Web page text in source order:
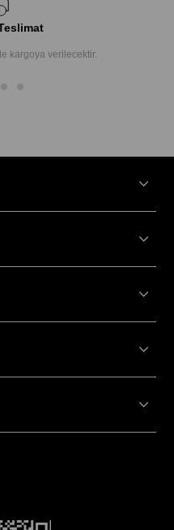
kargoya verilecektir.